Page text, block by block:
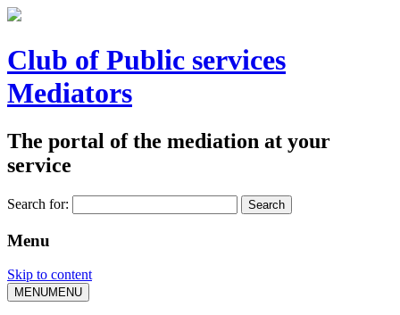
Club of Public services
Mediators
The portal of the mediation at your
service
Search for:
Menu
Skip to content
MENUMENU